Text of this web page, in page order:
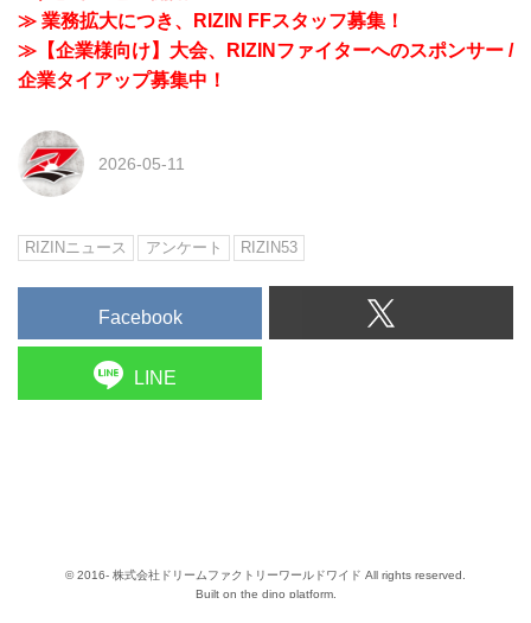
≫ 業務拡大につき、RIZIN FFスタッフ募集！
≫【企業様向け】大会、RIZINファイターへのスポンサー /
企業タイアップ募集中！
2026-05-11
RIZINニュース アンケート RIZIN53
Facebook
LINE
© 2016- 株式会社ドリームファクトリーワールドワイド All rights reserved.
Built on the dino platform.